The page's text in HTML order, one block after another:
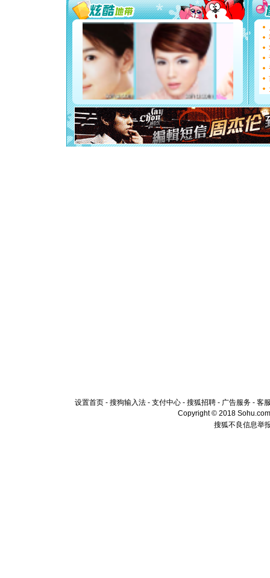
能正大光
都要快乐
[圣诞节]
如意,快
[元旦]
看
断电。
你是我
[元旦]
如
起；二
离。水
[元旦]当
泣，这痛
卖了。水
[春节]风
颜！冬去
设置首页 - 搜狗输入法 - 支付中心 - 搜狐招聘 - 广告服务 - 客
Copyright © 2018
搜狐不良信息举